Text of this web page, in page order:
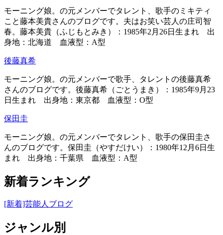
モーニング娘。の元メンバーでタレント、歌手のミキティ
こと藤本美貴さんのブログです。夫はお笑い芸人の庄司智
春。藤本美貴（ふじもとみき）：1985年2月26日生まれ 出
身地：北海道 血液型：A型
後藤真希
モーニング娘。の元メンバーで歌手、タレントの後藤真希
さんのブログです。後藤真希（ごとうまき）：1985年9月23
日生まれ 出身地：東京都 血液型：O型
保田圭
モーニング娘。の元メンバーでタレント、歌手の保田圭さ
んのブログです。保田圭（やすだけい）：1980年12月6日生
まれ 出身地：千葉県 血液型：A型
新着ランキング
[新着]芸能人ブログ
ジャンル別